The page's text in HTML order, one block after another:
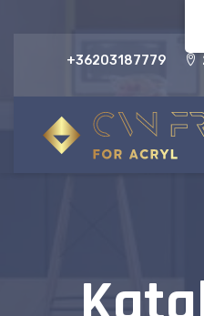
+36203187779